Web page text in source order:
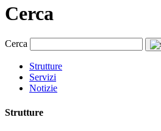
Cerca
Cerca
Strutture
Servizi
Notizie
Strutture